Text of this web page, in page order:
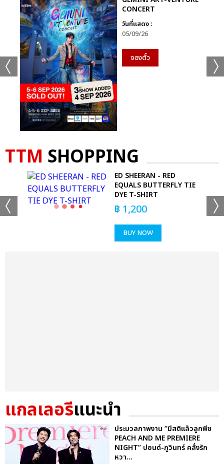
CONCERT
วันที่แสดง :
05/09/26
จองตั๋ว
TTM SHOPPING
ED SHEERAN - RED
EQUALS BUTTERFLY TIE
DYE T-SHIRT
฿ 1,200
BUY NOW
แกลเลอรีแนะนำ
ประมวลภาพงาน “มีสติแล้วลูกพีช
PEACH AND ME PREMIERE
NIGHT” ปอนด์-ภูวินทร์ คลั่งรัก
หวา...